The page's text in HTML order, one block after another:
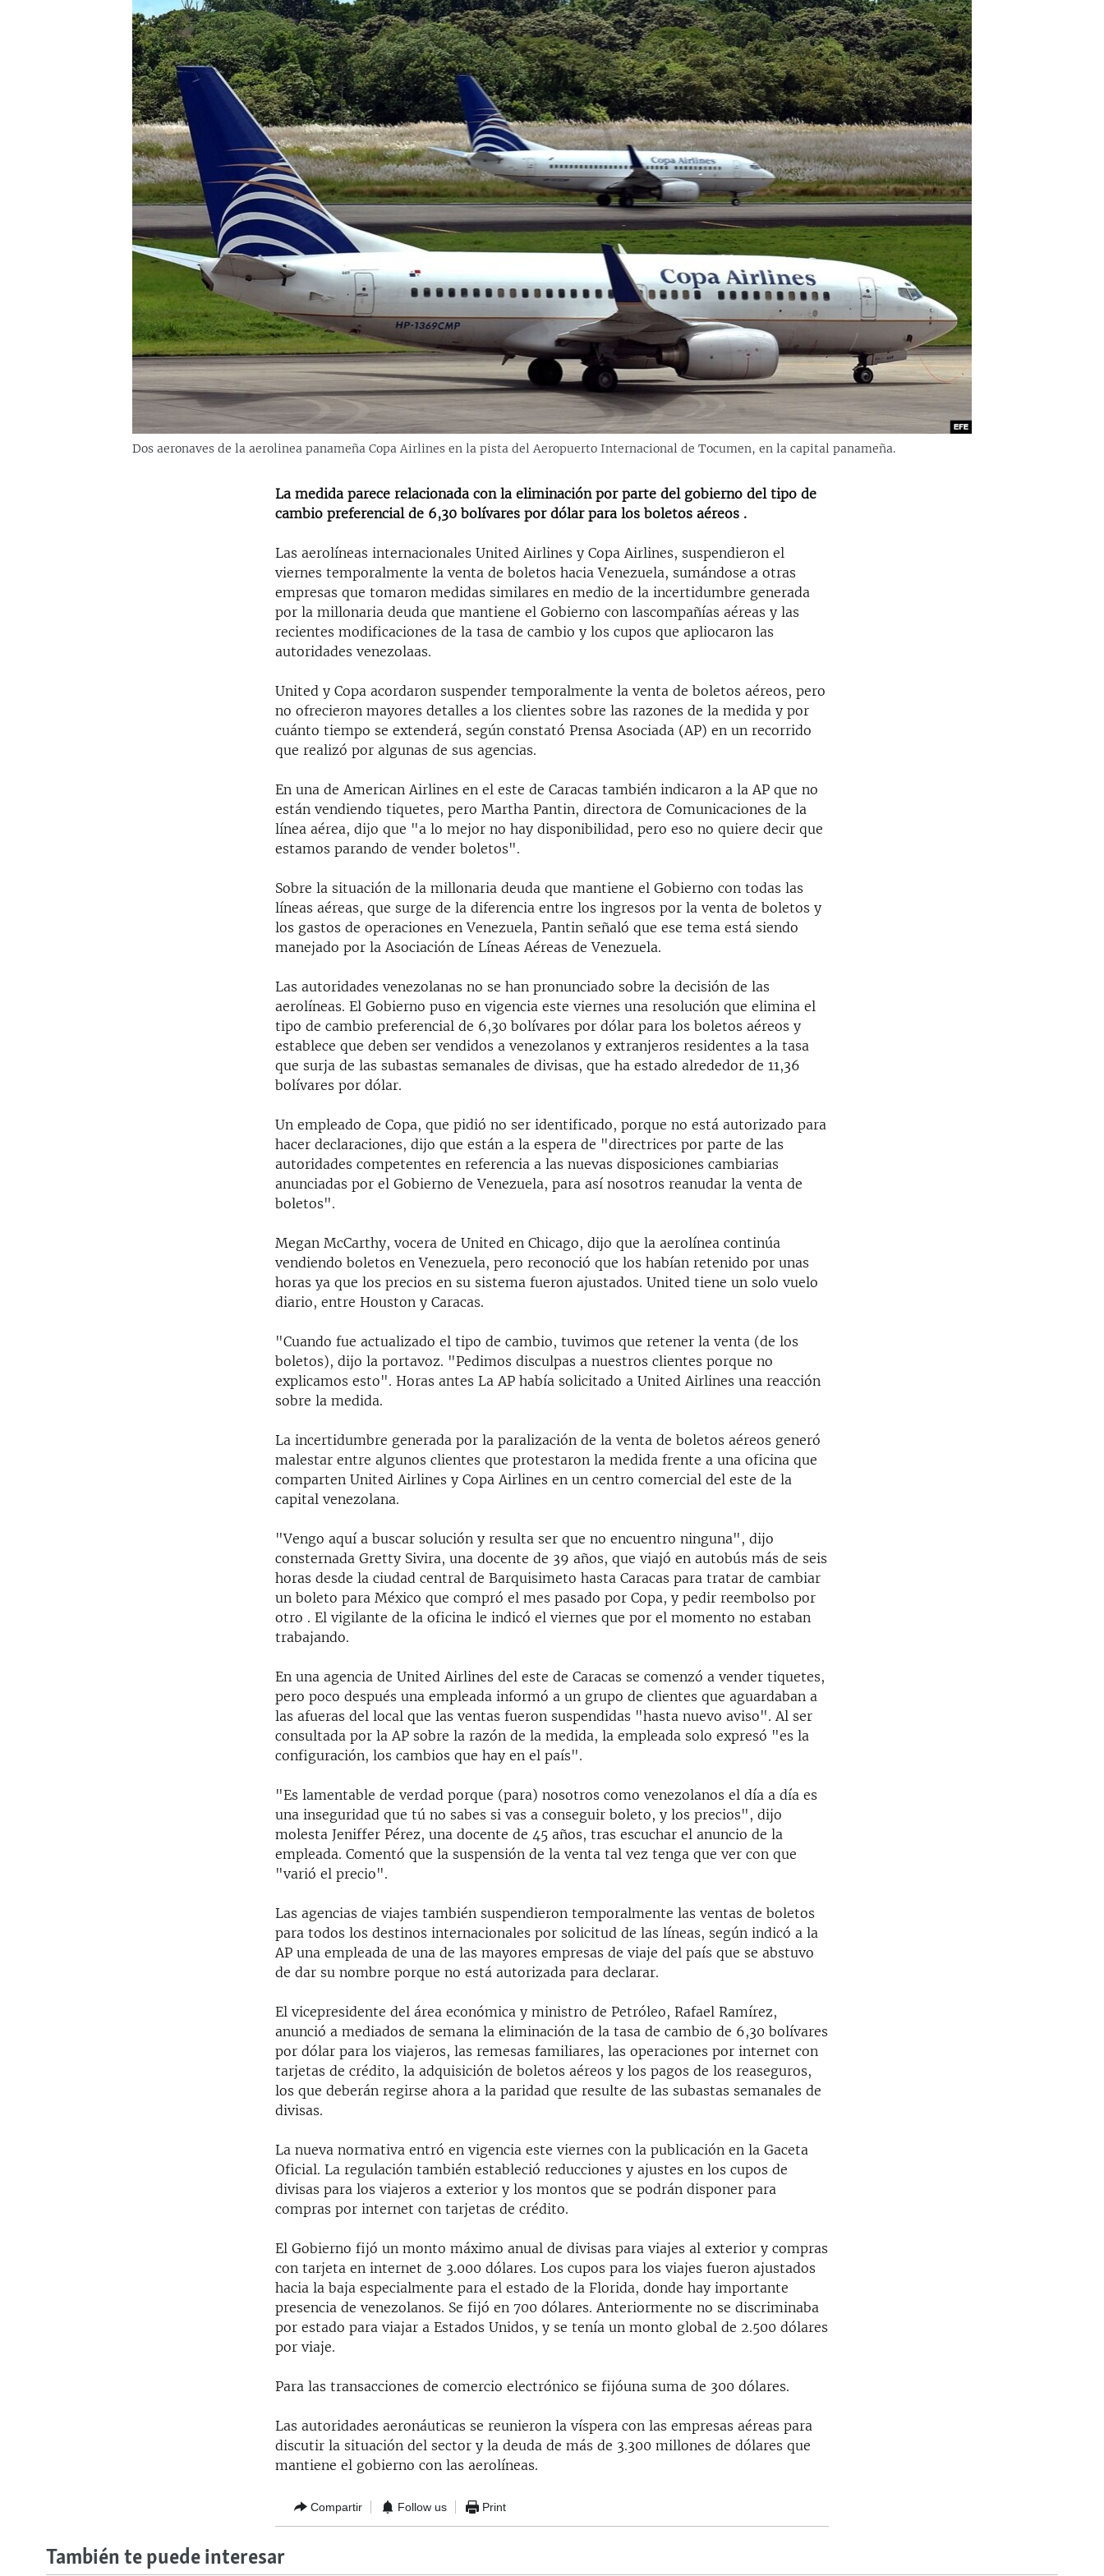
LA REALIDAD DE LA VIVIENDA EN
SER VIEJO EN CUBA
LOS SANTOS DE HIALEAH
DESINFORMACIÓN RUSA EN
LA INVASIÓN DE RUSIA A UCRANIA
Dos aeronaves de la aerolinea panameña Copa Airlines en la pista del Aeropuerto Internacional de Tocumen, en la capital panameña.
La medida parece relacionada con la eliminación por parte del gobierno del tipo de
cambio preferencial de 6,30 bolívares por dólar para los boletos aéreos .
Las aerolíneas internacionales United Airlines y Copa Airlines, suspendieron el
viernes temporalmente la venta de boletos hacia Venezuela, sumándose a otras
empresas que tomaron medidas similares en medio de la incertidumbre generada
por la millonaria deuda que mantiene el Gobierno con lascompañías aéreas y las
recientes modificaciones de la tasa de cambio y los cupos que apliocaron las
autoridades venezolaas.
United y Copa acordaron suspender temporalmente la venta de boletos aéreos, pero
no ofrecieron mayores detalles a los clientes sobre las razones de la medida y por
cuánto tiempo se extenderá, según constató Prensa Asociada (AP) en un recorrido
que realizó por algunas de sus agencias.
En una de American Airlines en el este de Caracas también indicaron a la AP que no
están vendiendo tiquetes, pero Martha Pantin, directora de Comunicaciones de la
línea aérea, dijo que "a lo mejor no hay disponibilidad, pero eso no quiere decir que
estamos parando de vender boletos".
Sobre la situación de la millonaria deuda que mantiene el Gobierno con todas las
líneas aéreas, que surge de la diferencia entre los ingresos por la venta de boletos y
los gastos de operaciones en Venezuela, Pantin señaló que ese tema está siendo
manejado por la Asociación de Líneas Aéreas de Venezuela.
Las autoridades venezolanas no se han pronunciado sobre la decisión de las
aerolíneas. El Gobierno puso en vigencia este viernes una resolución que elimina el
tipo de cambio preferencial de 6,30 bolívares por dólar para los boletos aéreos y
establece que deben ser vendidos a venezolanos y extranjeros residentes a la tasa
que surja de las subastas semanales de divisas, que ha estado alrededor de 11,36
bolívares por dólar.
Un empleado de Copa, que pidió no ser identificado, porque no está autorizado para
hacer declaraciones, dijo que están a la espera de "directrices por parte de las
autoridades competentes en referencia a las nuevas disposiciones cambiarias
anunciadas por el Gobierno de Venezuela, para así nosotros reanudar la venta de
boletos".
Megan McCarthy, vocera de United en Chicago, dijo que la aerolínea continúa
vendiendo boletos en Venezuela, pero reconoció que los habían retenido por unas
horas ya que los precios en su sistema fueron ajustados. United tiene un solo vuelo
diario, entre Houston y Caracas.
"Cuando fue actualizado el tipo de cambio, tuvimos que retener la venta (de los
boletos), dijo la portavoz. "Pedimos disculpas a nuestros clientes porque no
explicamos esto". Horas antes La AP había solicitado a United Airlines una reacción
sobre la medida.
La incertidumbre generada por la paralización de la venta de boletos aéreos generó
malestar entre algunos clientes que protestaron la medida frente a una oficina que
comparten United Airlines y Copa Airlines en un centro comercial del este de la
capital venezolana.
"Vengo aquí a buscar solución y resulta ser que no encuentro ninguna", dijo
consternada Gretty Sivira, una docente de 39 años, que viajó en autobús más de seis
horas desde la ciudad central de Barquisimeto hasta Caracas para tratar de cambiar
un boleto para México que compró el mes pasado por Copa, y pedir reembolso por
otro . El vigilante de la oficina le indicó el viernes que por el momento no estaban
trabajando.
En una agencia de United Airlines del este de Caracas se comenzó a vender tiquetes,
pero poco después una empleada informó a un grupo de clientes que aguardaban a
las afueras del local que las ventas fueron suspendidas "hasta nuevo aviso". Al ser
consultada por la AP sobre la razón de la medida, la empleada solo expresó "es la
configuración, los cambios que hay en el país".
"Es lamentable de verdad porque (para) nosotros como venezolanos el día a día es
una inseguridad que tú no sabes si vas a conseguir boleto, y los precios", dijo
molesta Jeniffer Pérez, una docente de 45 años, tras escuchar el anuncio de la
empleada. Comentó que la suspensión de la venta tal vez tenga que ver con que
"varió el precio".
Las agencias de viajes también suspendieron temporalmente las ventas de boletos
para todos los destinos internacionales por solicitud de las líneas, según indicó a la
AP una empleada de una de las mayores empresas de viaje del país que se abstuvo
de dar su nombre porque no está autorizada para declarar.
El vicepresidente del área económica y ministro de Petróleo, Rafael Ramírez,
anunció a mediados de semana la eliminación de la tasa de cambio de 6,30 bolívares
por dólar para los viajeros, las remesas familiares, las operaciones por internet con
tarjetas de crédito, la adquisición de boletos aéreos y los pagos de los reaseguros,
los que deberán regirse ahora a la paridad que resulte de las subastas semanales de
divisas.
La nueva normativa entró en vigencia este viernes con la publicación en la Gaceta
Oficial. La regulación también estableció reducciones y ajustes en los cupos de
divisas para los viajeros a exterior y los montos que se podrán disponer para
compras por internet con tarjetas de crédito.
El Gobierno fijó un monto máximo anual de divisas para viajes al exterior y compras
con tarjeta en internet de 3.000 dólares. Los cupos para los viajes fueron ajustados
hacia la baja especialmente para el estado de la Florida, donde hay importante
presencia de venezolanos. Se fijó en 700 dólares. Anteriormente no se discriminaba
por estado para viajar a Estados Unidos, y se tenía un monto global de 2.500 dólares
por viaje.
Para las transacciones de comercio electrónico se fijóuna suma de 300 dólares.
Las autoridades aeronáuticas se reunieron la víspera con las empresas aéreas para
discutir la situación del sector y la deuda de más de 3.300 millones de dólares que
mantiene el gobierno con las aerolíneas.
Compartir Follow us Print
También te puede interesar